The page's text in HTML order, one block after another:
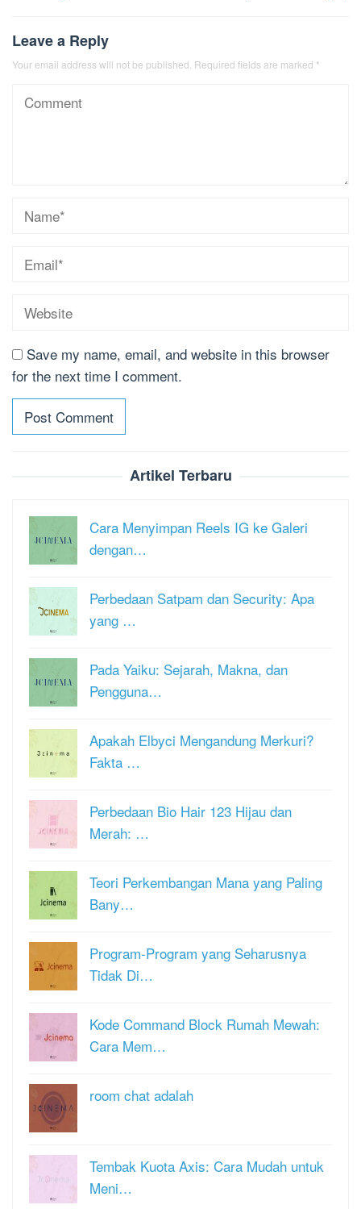
Leave a Reply
Your email address will not be published. Required fields are marked *
Save my name, email, and website in this browser
for the next time I comment.
Artikel Terbaru
Cara Menyimpan Reels IG ke Galeri
dengan…
Perbedaan Satpam dan Security: Apa
yang …
Pada Yaiku: Sejarah, Makna, dan
Pengguna…
Apakah Elbyci Mengandung Merkuri?
Fakta …
Perbedaan Bio Hair 123 Hijau dan
Merah: …
Teori Perkembangan Mana yang Paling
Bany…
Program-Program yang Seharusnya
Tidak Di…
Kode Command Block Rumah Mewah:
Cara Mem…
room chat adalah
Tembak Kuota Axis: Cara Mudah untuk
Meni…